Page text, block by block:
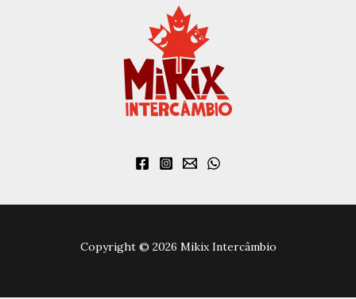
Copyright © 2026 Mikix Intercâmbio